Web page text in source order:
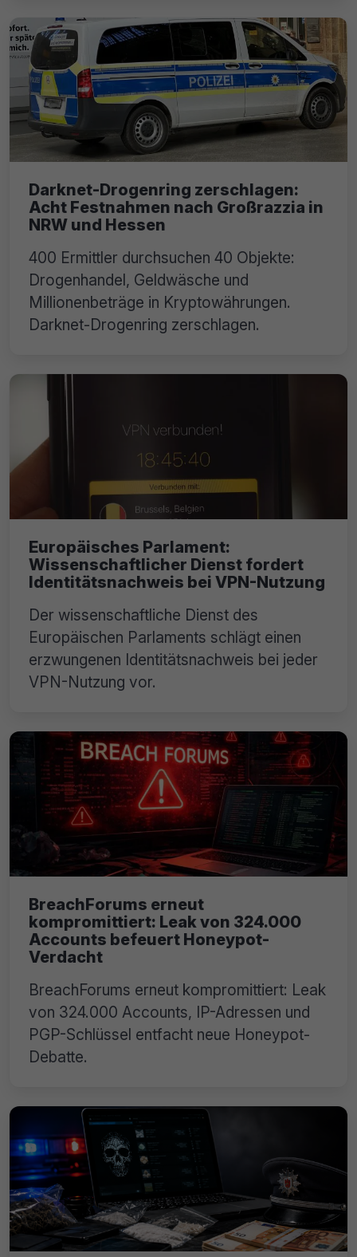
Darknet-Drogenring zerschlagen:
Acht Festnahmen nach Großrazzia in
NRW und Hessen
400 Ermittler durchsuchen 40 Objekte:
Drogenhandel, Geldwäsche und
Millionenbeträge in Kryptowährungen.
Darknet-Drogenring zerschlagen.
Europäisches Parlament:
Wissenschaftlicher Dienst fordert
Identitätsnachweis bei VPN-Nutzung
Der wissenschaftliche Dienst des
Europäischen Parlaments schlägt einen
erzwungenen Identitätsnachweis bei jeder
VPN-Nutzung vor.
BreachForums erneut
kompromittiert: Leak von 324.000
Accounts befeuert Honeypot-
Verdacht
BreachForums erneut kompromittiert: Leak
von 324.000 Accounts, IP-Adressen und
PGP-Schlüssel entfacht neue Honeypot-
Debatte.